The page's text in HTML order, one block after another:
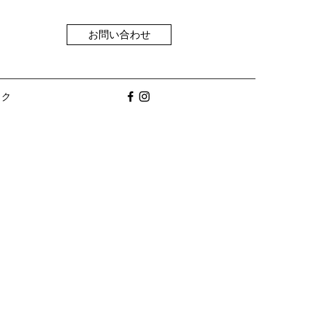
お問い合わせ